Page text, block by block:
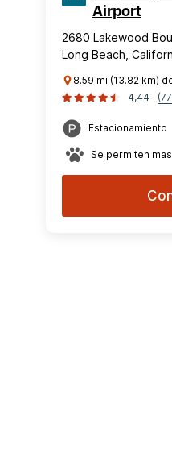
Airport
2680 Lakewood
Long Beach,
8.59 mi (13.82 km)
4,44
Estacionamiento
Se permiten